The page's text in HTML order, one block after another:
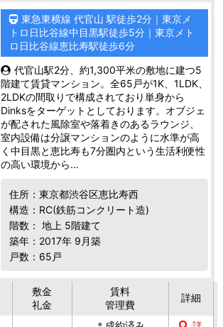
東急東横線 代官山 駅徒歩2分｜東京メ
トロ日比谷線中目黒駅徒歩5分｜東京メト
ロ日比谷線恵比寿駅徒歩6分
代官山駅2分、約1,300平米の敷地に建つ5
階建て賃貸マンション。全65戸が1K、1LDK、
2LDKの間取りで構成されており単身から
Dinksをターゲットとしております。オブジェ
が配された風除室や落着きのあるラウンジ、
室内設備は分譲マンションのように水準が高
く中目黒と恵比寿も7分圏内という生活利便性
の高い環境から…
住所：東京都渋谷区恵比寿西
構造：RC(鉄筋コンクリート造)
階数： 地上 5階建て
築年：2017年 9月築
戸数：65戸
敷金
礼金
賃料
管理費
詳細